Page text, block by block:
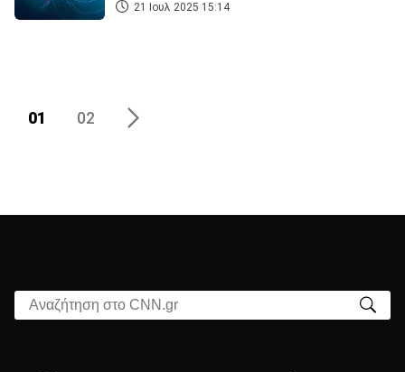
21 Ιουλ 2025 15:14
01 02
Αναζήτηση στο CNN.gr